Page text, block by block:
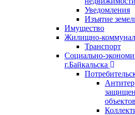
Уведомления
Изъятие
Имущество
Жилищно-
Транспорт
Социально-
г.Байкальска
объектов